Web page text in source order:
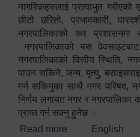
नागरिकहरुलाई प्रत्याभुत
छीटो छरितो, प्रभावकारी,
नगरपालिकाको कर
नगरपालिकाको यस
नगरपालिकाको वित्तीय स्थिति,
पाउन सकिने, जन्म, मृत्यु,
गर्न सकिनुका साथै नगर परिषद,
निर्णय लगायत नगर र नगरपालिका
प्राप्त गर्न सक्नु हुनेछ ।
Read more about स्वागतम!!!
English